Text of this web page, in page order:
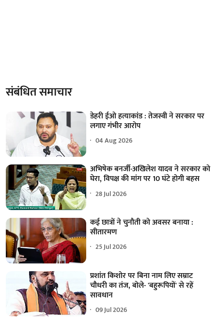
संबंधित समाचार
डेहरी ईओ हत्याकांड : तेजस्वी ने सरकार पर
लगाए गंभीर आरोप
04 Aug 2026
अभिषेक बनर्जी-अखिलेश यादव ने सरकार को
घेरा, विपक्ष की मांग पर 10 घंटे होगी बहस
28 Jul 2026
कई छात्रों ने चुनौती को अवसर बनाया :
सीतारमण
25 Jul 2026
प्रशांत किशोर पर बिना नाम लिए सम्राट
चौधरी का तंज, बोले- 'बहुरूपियों' से रहें
सावधान
09 Jul 2026